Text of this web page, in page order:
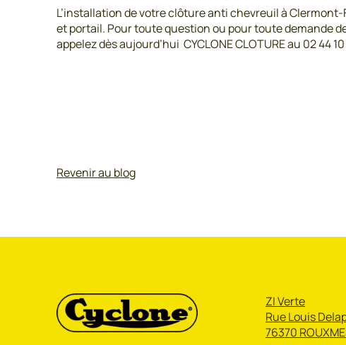
L’installation de votre clôture anti chevreuil à
et portail. Pour toute question ou pour toute demande
appelez dès aujourd’hui CYCLONE CLOTURE au 02
Revenir au blog
ZI Verte
Rue Louis
76370